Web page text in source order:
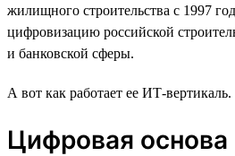
жилищного строительства с 1997
цифровизацию российской
и банковской сферы.
А вот как работает ее ИТ-вертикаль.
Цифровая